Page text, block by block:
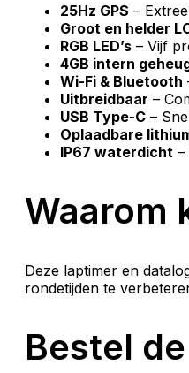
25Hz GPS –
Groot en helder
RGB LED’s – Vijf
4GB intern
Wi-Fi & Bluetooth
Uitbreidbaar –
USB Type-C –
Oplaadbare
IP67 waterdicht –
Waarom
Deze laptimer en
rondetijden te
Bestel